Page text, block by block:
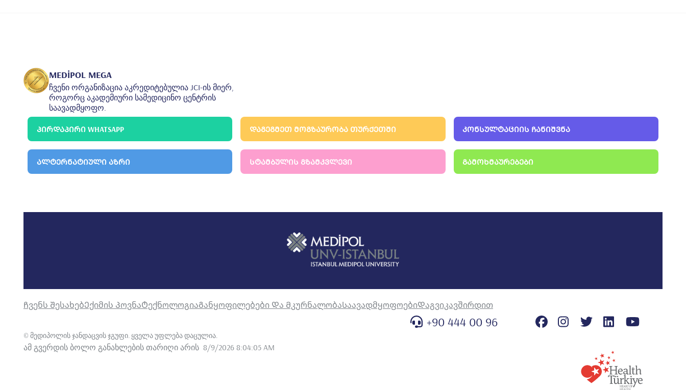
•Toplu Beslenme Sistemleri
MEDİPOL MEGA
ჩვენი ორგანიზაცია აკრედიტებულია JCI-ის მიერ,
როგორც აკადემიური სამედიცინო ცენტრის
საავადმყოფო.
ᲞᲘᲠᲓᲐᲞᲘᲠᲘ WHATSAPP ᲓᲐᲒᲔᲒᲛᲔᲗ ᲛᲝᲒᲖᲐᲣᲠᲝᲑᲐ ᲗᲣᲠᲥᲔᲗᲨᲘ ᲙᲝᲜᲡᲣᲚᲢᲐᲪᲘᲘᲡ ᲩᲐᲜᲘᲨᲕᲜᲐ
ᲐᲚᲢᲔᲠᲜᲐᲢᲘᲣᲚᲘ ᲐᲖᲠᲘ ᲡᲢᲐᲛᲑᲣᲚᲘᲡ ᲒᲖᲐᲛᲙᲕᲚᲔᲕᲘ ᲒᲐᲛᲝᲮᲛᲐᲣᲠᲔᲑᲔᲑᲘ
Ჩვენს ᲨესახებᲔქიმის ᲞოვნაᲢექნოლოგიაᲒანყოფილებები Და ᲛკურნალობაᲡაავადმყოფოებიᲓაგვიკავშირდით
© მედიპოლის ჯანდაცვის ჯგუფი. ყველა უფლება დაცულია.
ამ გვერდის ბოლო განახლების თარიღი არის 8/9/2026 8:04:05 AM
+90 444 00 96